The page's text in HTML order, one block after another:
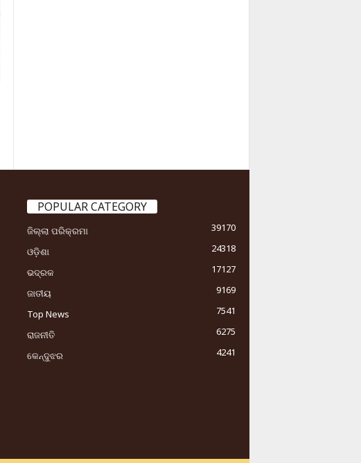
POPULAR CATEGORY
ଜିଲ୍ଲା ପରିକ୍ରମା
39170
ଓଡ଼ିଶା
24318
ଭଦ୍ରକ
17127
ଜାତୀୟ
9169
Top News
7541
ରାଜନୀତି
6275
କେନ୍ଦୁଝର
4241